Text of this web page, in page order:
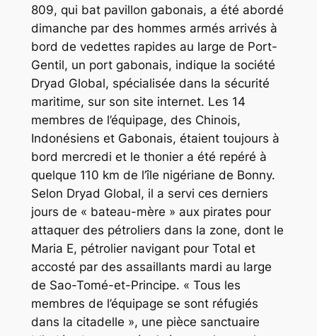
809, qui bat pavillon gabonais, a été abordé
dimanche par des hommes armés arrivés à
bord de vedettes rapides au large de Port-
Gentil, un port gabonais, indique la société
Dryad Global, spécialisée dans la sécurité
maritime, sur son site internet. Les 14
membres de l’équipage, des Chinois,
Indonésiens et Gabonais, étaient toujours à
bord mercredi et le thonier a été repéré à
quelque 110 km de l’île nigériane de Bonny.
Selon Dryad Global, il a servi ces derniers
jours de « bateau-mère » aux pirates pour
attaquer des pétroliers dans la zone, dont le
Maria E, pétrolier navigant pour Total et
accosté par des assaillants mardi au large
de Sao-Tomé-et-Principe. « Tous les
membres de l’équipage se sont réfugiés
dans la citadelle », une pièce sanctuaire